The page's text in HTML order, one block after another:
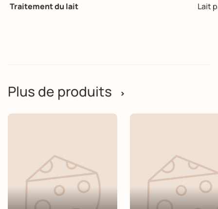
Traitement du lait Lait
Plus de produits >